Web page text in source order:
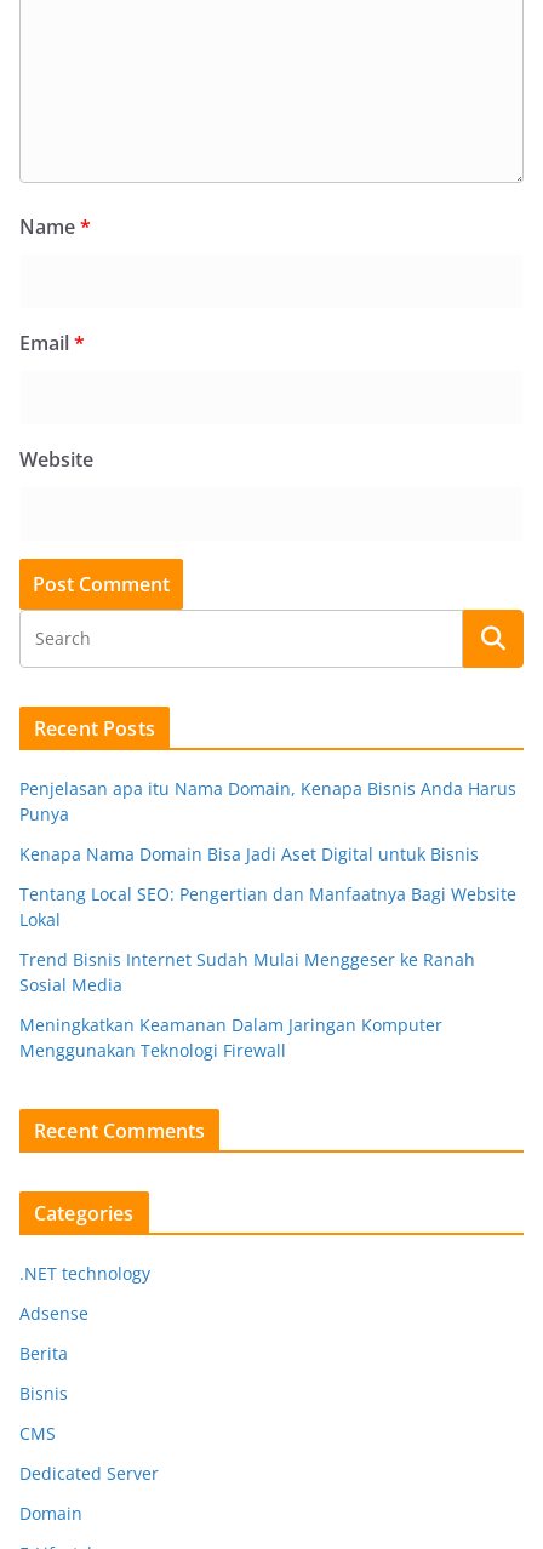
Name*
Email*
Website
Recent Posts
Penjelasan apa itu Nama Domain, Kenapa Bisnis Anda Harus
Punya
Kenapa Nama Domain Bisa Jadi Aset Digital untuk Bisnis
Tentang Local SEO: Pengertian dan Manfaatnya Bagi Website
Lokal
Trend Bisnis Internet Sudah Mulai Menggeser ke Ranah
Sosial Media
Meningkatkan Keamanan Dalam Jaringan Komputer
Menggunakan Teknologi Firewall
Recent Comments
Categories
.NET technology
Adsense
Berita
Bisnis
CMS
Dedicated Server
Domain